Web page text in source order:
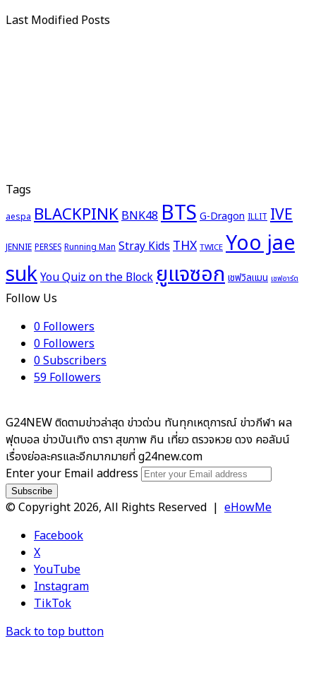
Last Modified Posts
Tags
aespa BLACKPINKBNK48BTSG-Dragon ILLIT IVE
JENNIE PERSES Running Man Stray KidsTHX TWICE Yoo jae
sukYou Quiz on the Blockยูแจซอก เชฟวิลแมน เชฟอาร์ต
Follow Us
0Followers
0Followers
0Subscribers
59Followers
G24NEW ติดตามข่าวล่าสุด ข่าวด่วน ทันทุกเหตุการณ์ ข่าวกีฬา ผล
ฟุตบอล ข่าวบันเทิง ดารา สุขภาพ กิน เที่ยว ตรวจหวย ดวง คอลัมน์
เรื่องย่อละครและอีกมากมายที่ g24new.com
Enter your Email address
© Copyright 2026, All Rights Reserved | eHowMe
Facebook
X
YouTube
Instagram
TikTok
Back to top button